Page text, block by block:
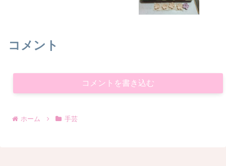
コメント
コメントを書き込む
ホーム 手芸